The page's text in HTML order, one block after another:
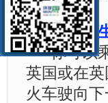
国际学
你可以乘
英国或在
火车驶向下